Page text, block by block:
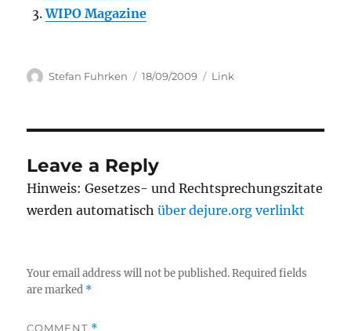
WIPO Magazine
Author
Stefan Fuhrken
Posted
18/09/2009 Categories
Link
Leave a Reply
Hinweis: Gesetzes- und Rechtsprechungszitate
werden automatischüber dejure.org verlinkt
Your email address will not be published. Required fields
are marked *
COMMENT